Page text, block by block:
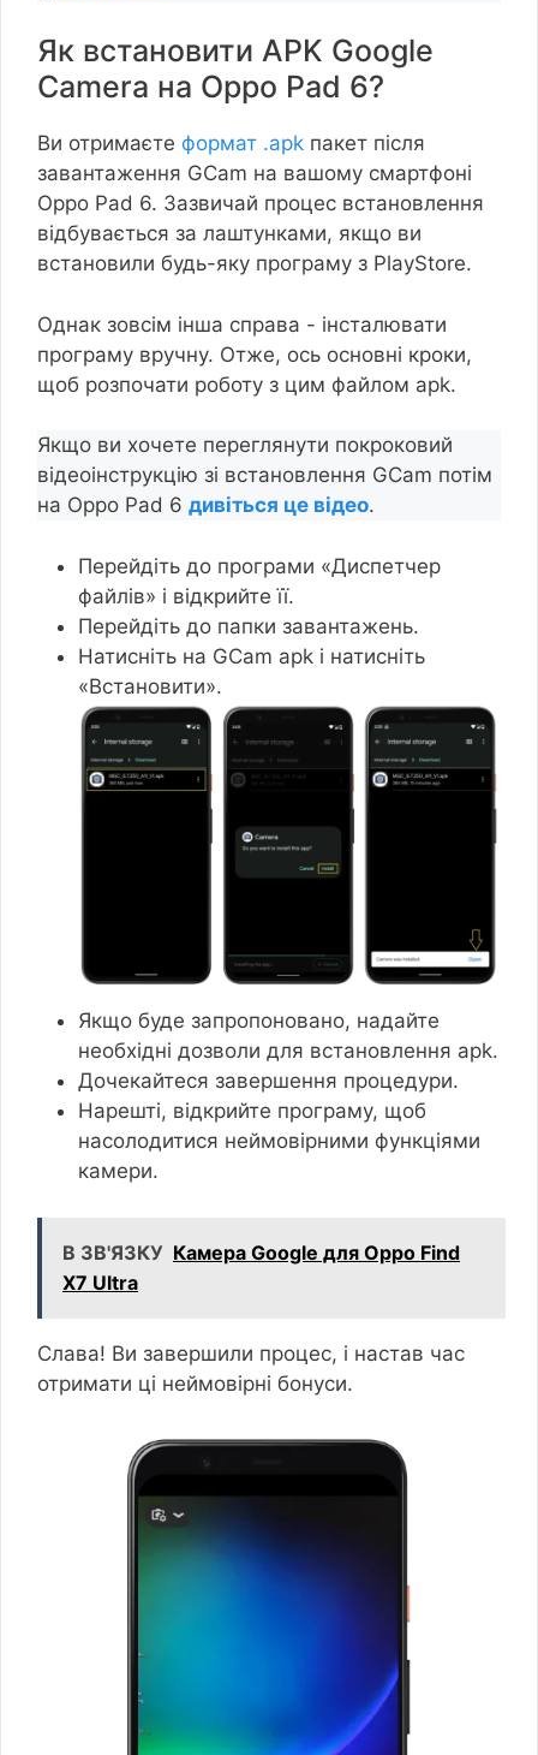
Як встановити APK Google
Camera на Oppo Pad 6?
Ви отримаєте формат .apk пакет після
завантаження GCam на вашому смартфоні
Oppo Pad 6. Зазвичай процес встановлення
відбувається за лаштунками, якщо ви
встановили будь-яку програму з PlayStore.
Однак зовсім інша справа - інсталювати
програму вручну. Отже, ось основні кроки,
щоб розпочати роботу з цим файлом apk.
Якщо ви хочете переглянути покроковий
відеоінструкцію зі встановлення GCam потім
на Oppo Pad 6 дивіться це відео.
Перейдіть до програми «Диспетчер
файлів» і відкрийте її.
Перейдіть до папки завантажень.
Натисніть на GCam apk і натисніть
«Встановити».
Якщо буде запропоновано, надайте
необхідні дозволи для встановлення apk.
Дочекайтеся завершення процедури.
Нарешті, відкрийте програму, щоб
насолодитися неймовірними функціями
камери.
В ЗВ'ЯЗКУ Камера Google для Oppo Find
X7 Ultra
Слава! Ви завершили процес, і настав час
отримати ці неймовірні бонуси.